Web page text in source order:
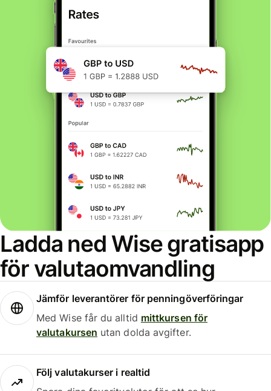
Ladda ned Wise gratisapp
för valutaomvandling
Jämför leverantörer för penningöverföringar
Med Wise får du alltid mittkursen för
valutakursen utan dolda avgifter.
Följ valutakurser i realtid